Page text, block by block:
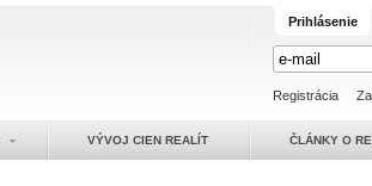
Prihlásenie
Registrácia
VÝVOJ CIEN REALÍT ČLÁNKY O